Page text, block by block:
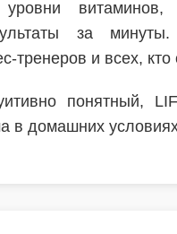
за
тренеров и всех,
понятный,
в домашних